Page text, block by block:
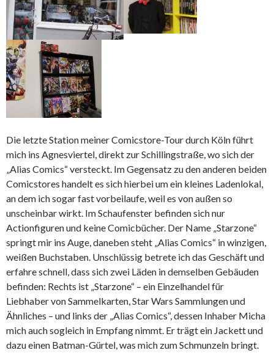
Die letzte Station meiner Comicstore-Tour durch Köln führt
mich ins Agnesviertel, direkt zur Schillingstraße, wo sich der
„Alias Comics“ versteckt. Im Gegensatz zu den anderen beiden
Comicstores handelt es sich hierbei um ein kleines Ladenlokal,
an dem ich sogar fast vorbeilaufe, weil es von außen so
unscheinbar wirkt. Im Schaufenster befinden sich nur
Actionfiguren und keine Comicbücher. Der Name „Starzone“
springt mir ins Auge, daneben steht „Alias Comics“ in winzigen,
weißen Buchstaben. Unschlüssig betrete ich das Geschäft und
erfahre schnell, dass sich zwei Läden in demselben Gebäuden
befinden: Rechts ist „Starzone“ – ein Einzelhandel für
Liebhaber von Sammelkarten, Star Wars Sammlungen und
Ähnliches – und links der „Alias Comics“, dessen Inhaber Micha
mich auch sogleich in Empfang nimmt. Er trägt ein Jackett und
dazu einen Batman-Gürtel, was mich zum Schmunzeln bringt.